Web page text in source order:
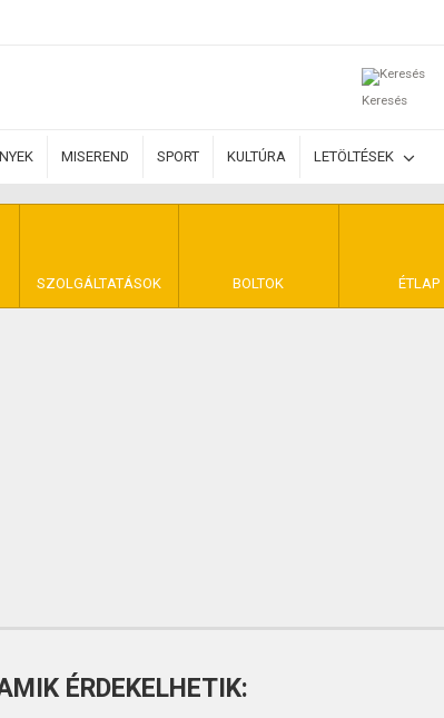
Keresés
MISEREND SPORT KULTÚRA LETÖLTÉSEK
SZOLGÁLTATÁSOK BOLTOK ÉTLAP
FELTÉTELEK
ÉRDEKELHETIK: